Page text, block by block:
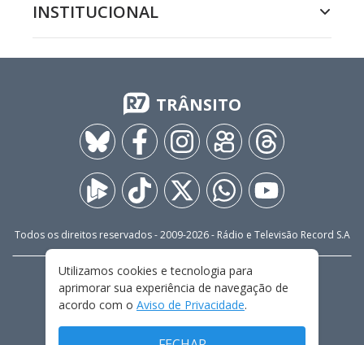
INSTITUCIONAL
TRÂNSITO
Todos os direitos reservados - 2009-2026- Rádio e Televisão Record S.A
FALE CONOSCO
PRIVACIDADE
TERMOS E CONDIÇÕES DE USO
Utilizamos cookies e tecnologia para
aprimorar sua experiência de navegação de
acordo com o Aviso de Privacidade.